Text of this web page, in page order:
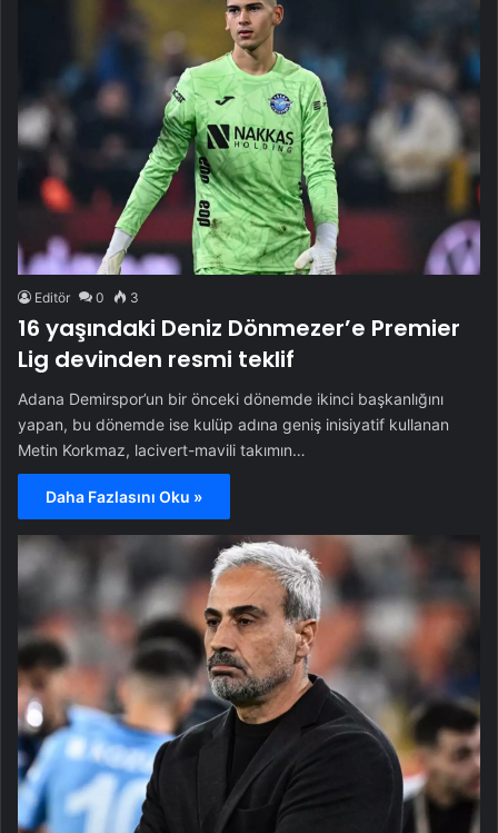
Editör 0 3
16 yaşındaki Deniz Dönmezer’e Premier
Lig devinden resmi teklif
Adana Demirspor’un bir önceki dönemde ikinci başkanlığını
yapan, bu dönemde ise kulüp adına geniş inisiyatif kullanan
Metin Korkmaz, lacivert-mavili takımın…
Daha Fazlasını Oku »